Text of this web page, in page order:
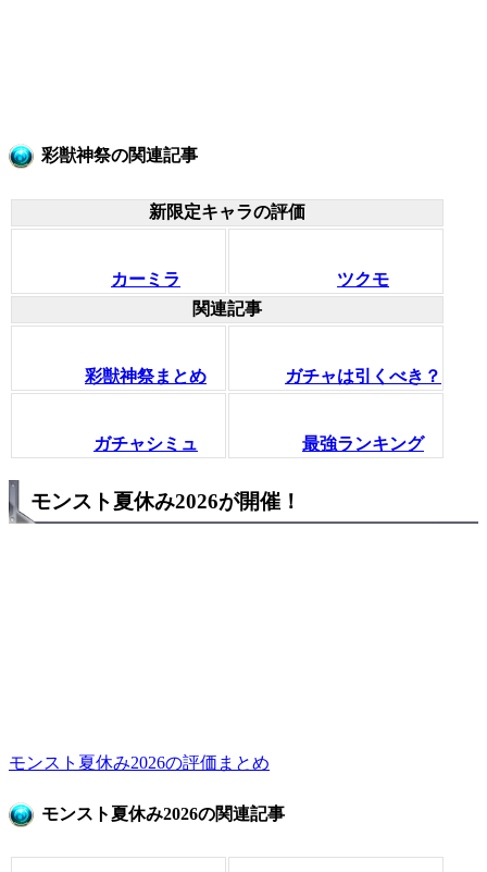
彩獣神祭の関連記事
新限定キャラの評価
カーミラ
ツクモ
関連記事
彩獣神祭まとめ ガチャは引くべき？
ガチャシミュ 最強ランキング
モンスト夏休み2026が開催！
モンスト夏休み2026の評価まとめ
モンスト夏休み2026の関連記事